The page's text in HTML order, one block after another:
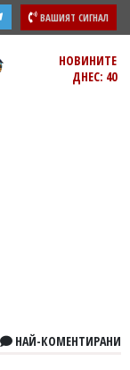
ВАШИЯТ СИГНАЛ
НОВИНИТЕ
ДНЕС: 40
НАЙ-КОМЕНТИРАНИ